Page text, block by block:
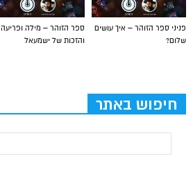
ספר הזוהר – מילה ופריעה
והזכות של ישמעאל
פניני ספר הזוהר – איך עושים
שלום?
חיפוש באתר